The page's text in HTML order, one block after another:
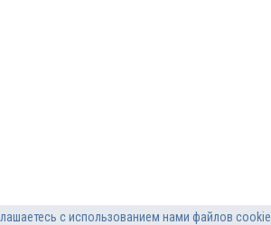
с использованием нами файлов cookie.